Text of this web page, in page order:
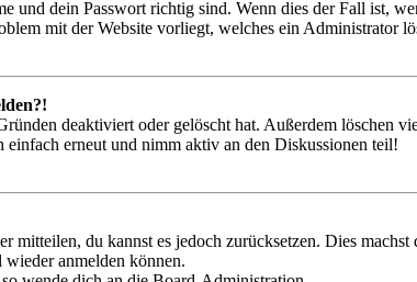
und dein Passwort richtig sind. Wenn dies der Fall ist,
mit der Website vorliegt, welches ein Administrator
deaktiviert oder gelöscht hat. Außerdem löschen
erneut und nimm aktiv an den Diskussionen teil!
du kannst es jedoch zurücksetzen. Dies
anmelden können.